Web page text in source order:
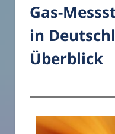
Gas-
in
Überblick